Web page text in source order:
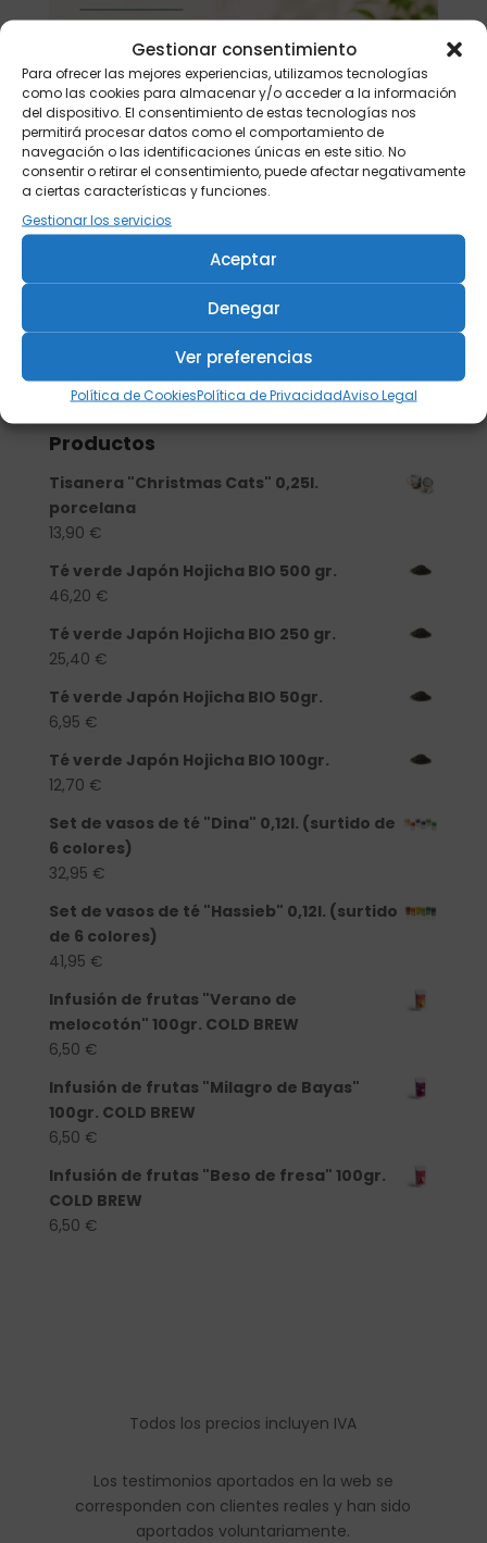
Gestionar consentimiento
Para ofrecer las mejores experiencias, utilizamos tecnologías
como las cookies para almacenar y/o acceder a la información
del dispositivo. El consentimiento de estas tecnologías nos
permitirá procesar datos como el comportamiento de
navegación o las identificaciones únicas en este sitio. No
consentir o retirar el consentimiento, puede afectar negativamente
a ciertas características y funciones.
Gestionar los servicios
Aceptar
Denegar
Ver preferencias
Política de CookiesPolítica de PrivacidadAviso Legal
Buscar
Productos
Tisanera "Christmas Cats" 0,25l.
porcelana
13,90 €
Té verde Japón Hojicha BIO 500 gr.
46,20 €
Té verde Japón Hojicha BIO 250 gr.
25,40 €
Té verde Japón Hojicha BIO 50gr.
6,95 €
Té verde Japón Hojicha BIO 100gr.
12,70 €
Set de vasos de té "Dina" 0,12l. (surtido de
6 colores)
32,95 €
Set de vasos de té "Hassieb" 0,12l. (surtido
de 6 colores)
41,95 €
Infusión de frutas "Verano de
melocotón" 100gr. COLD BREW
6,50 €
Infusión de frutas "Milagro de Bayas"
100gr. COLD BREW
6,50 €
Infusión de frutas "Beso de fresa" 100gr.
COLD BREW
6,50 €
Todos los precios incluyen IVA
Los testimonios aportados en la web se
corresponden con clientes reales y han sido
aportados voluntariamente.